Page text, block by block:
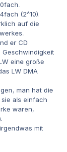
(2^10).
auf die
er CD
Geschwindigkeit
eine große
LW DMA
man hat die
als einfach
waren,
mit